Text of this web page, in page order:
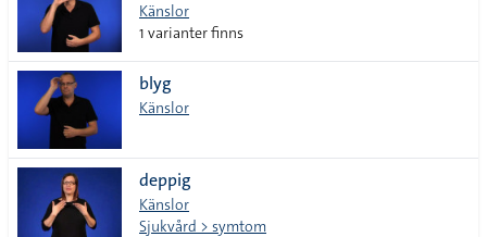
Känslor
1 varianter finns
blyg
Känslor
deppig
Känslor
Sjukvård > symtom